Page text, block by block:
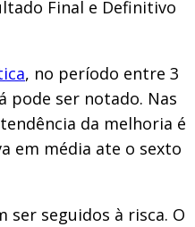
, no período entre 3
pode ser notado. Nas
da melhoria é
em média ate o sexto
ser seguidos à risca. O